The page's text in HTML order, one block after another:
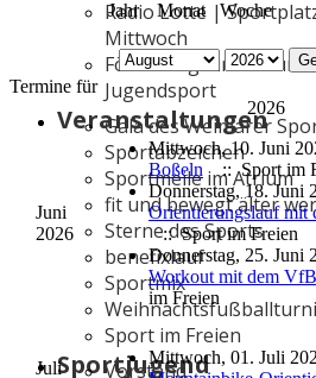
Radio Lotte |
Mittwoch
Förderung Kinder- und
Jugendsport
Veranstaltungen
Gala des Weimarer
Sportabzeichen
Sportmeile im Atrium
fit und bewegt älter
Sterne des Sports
benefixlauf
Sportmix
Sport im Freien
Sportjugend
Vorstand
Jahr
Monat
Woche
Termine für
2026
Juni
2026
Mittwoch, 10. Juni
Boßeln
:: Sport im
Donnerstag, 18. Juni
Orientierungslauf mit
:: Sport im Freien
Donnerstag, 25. Juni
Workout mit dem
im Freien
Juli
Mittwoch, 01. Juli